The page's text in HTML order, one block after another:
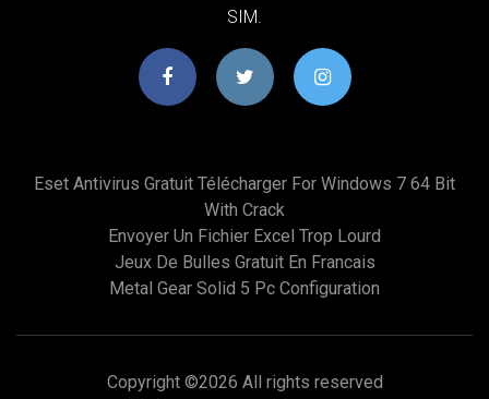
SIM.
Eset Antivirus Gratuit Télécharger For Windows 7 64 Bit
With Crack
Envoyer Un Fichier Excel Trop Lourd
Jeux De Bulles Gratuit En Francais
Metal Gear Solid 5 Pc Configuration
Copyright ©2026 All rights reserved